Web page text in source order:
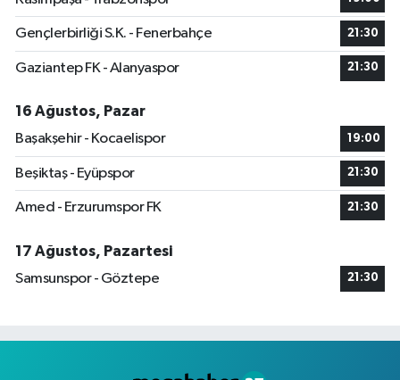
Gençlerbirliği S.K. - Fenerbahçe 21:30
Gaziantep FK - Alanyaspor 21:30
16 Ağustos, Pazar
Başakşehir - Kocaelispor
19:00
Beşiktaş - Eyüpspor 21:30
Amed - Erzurumspor FK 21:30
17 Ağustos, Pazartesi
Samsunspor - Göztepe
21:30